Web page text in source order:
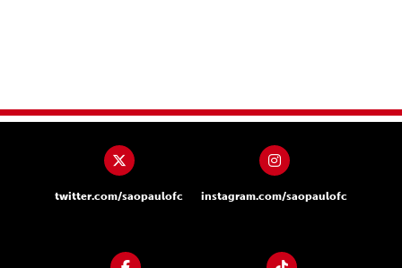
twitter.com/saopaulofc instagram.com/saopaulofc